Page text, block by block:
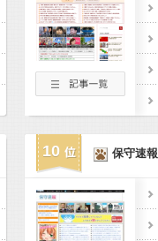
10 保守速報